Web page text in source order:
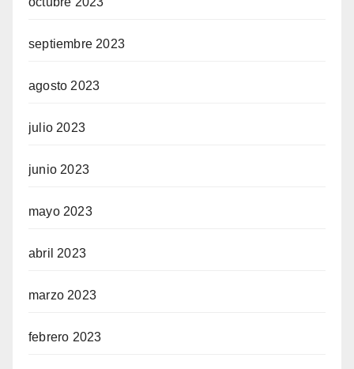
septiembre 2023
agosto 2023
julio 2023
junio 2023
mayo 2023
abril 2023
marzo 2023
febrero 2023